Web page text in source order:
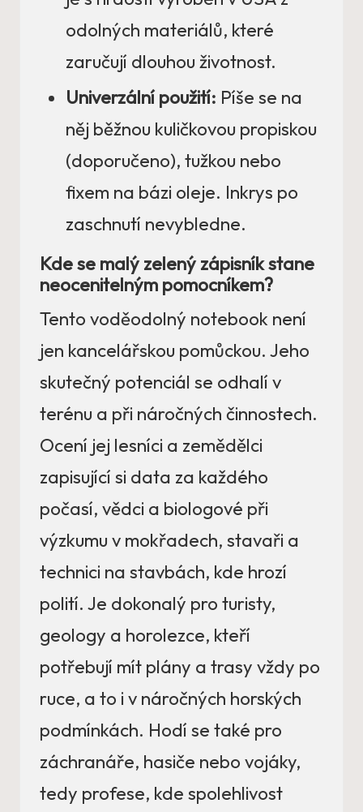
odolných materiálů, které
zaručují dlouhou životnost.
Univerzální použití: Píše se na
něj běžnou kuličkovou propiskou
(doporučeno), tužkou nebo
fixem na bázi oleje. Inkrys po
zaschnutí nevybledne.
Kde se malý zelený zápisník stane
neocenitelným pomocníkem?
Tento voděodolný notebook není
jen kancelářskou pomůckou. Jeho
skutečný potenciál se odhalí v
terénu a při náročných činnostech.
Ocení jej lesníci a zemědělci
zapisující si data za každého
počasí, vědci a biologové při
výzkumu v mokřadech, stavaři a
technici na stavbách, kde hrozí
polití. Je dokonalý pro turisty,
geology a horolezce, kteří
potřebují mít plány a trasy vždy po
ruce, a to i v náročných horských
podmínkách. Hodí se také pro
záchranáře, hasiče nebo vojáky,
tedy profese, kde spolehlivost